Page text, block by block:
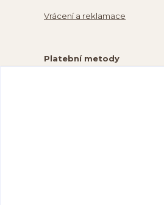
Vrácení a reklamace
Platební metody